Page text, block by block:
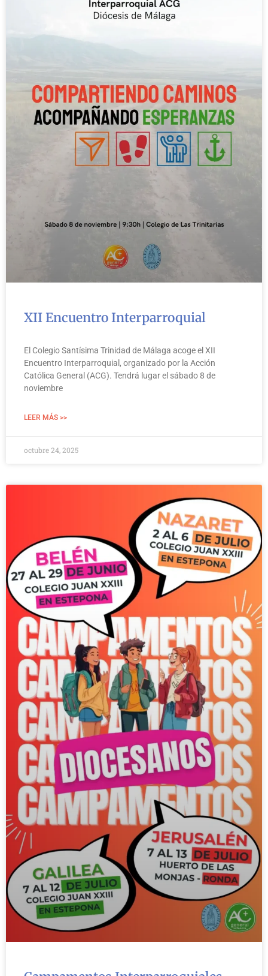
XII Encuentro Interparroquial
El Colegio Santísima Trinidad de Málaga acoge el XII
Encuentro Interparroquial, organizado por la Acción
Católica General (ACG). Tendrá lugar el sábado 8 de
noviembre
LEER MÁS >>
octubre 24, 2025